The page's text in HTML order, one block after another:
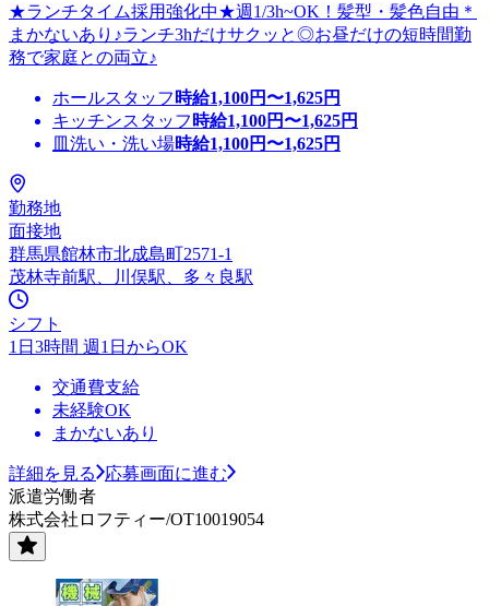
★ランチタイム採用強化中★週1/3h~OK！髪型・髪色自由＊
まかないあり♪ランチ3hだけサクッと◎お昼だけの短時間勤
務で家庭との両立♪
ホールスタッフ 時給1,100円〜1,625円
キッチンスタッフ 時給1,100円〜1,625円
皿洗い・洗い場時給1,100円〜1,625円
勤務地
面接地
群馬県館林市北成島町2571-1
茂林寺前駅、川俣駅、多々良駅
シフト
1日3時間 週1日からOK
交通費支給
未経験OK
まかないあり
詳細を見る
応募画面に進む
派遣労働者
株式会社ロフティー/OT10019054